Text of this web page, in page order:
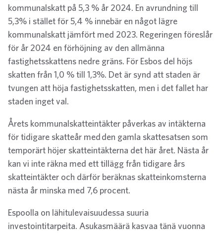
kommunalskatt på 5,3 % år 2024. En avrundning till
5,3% i stället för 5,4 % innebär en något lägre
kommunalskatt jämfört med 2023. Regeringen föreslår
för år 2024 en förhöjning av den allmänna
fastighetsskattens nedre gräns. För Esbos del höjs
skatten från 1,0 % till 1,3%. Det är synd att staden är
tvungen att höja fastighetsskatten, men i det fallet har
staden inget val.
Årets kommunalskatteintäkter påverkas av intäkterna
för tidigare skatteår med den gamla skattesatsen som
temporärt höjer skatteintäkterna det här året. Nästa år
kan vi inte räkna med ett tillägg från tidigare års
skatteintäkter och därför beräknas skatteinkomsterna
nästa år minska med 7,6 procent.
Espoolla on lähitulevaisuudessa suuria
investointitarpeita. Asukasmäärä kasvaa tänä vuonna